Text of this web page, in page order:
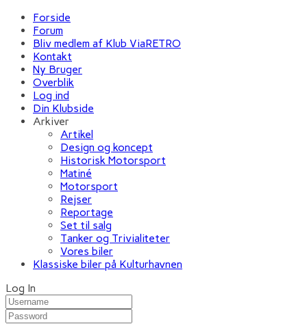
Forside
Forum
Bliv medlem af Klub ViaRETRO
Kontakt
Ny Bruger
Overblik
Log ind
Din Klubside
Arkiver
Artikel
Design og koncept
Historisk Motorsport
Matiné
Motorsport
Rejser
Reportage
Set til salg
Tanker og Trivialiteter
Vores biler
Klassiske biler på Kulturhavnen
Log In